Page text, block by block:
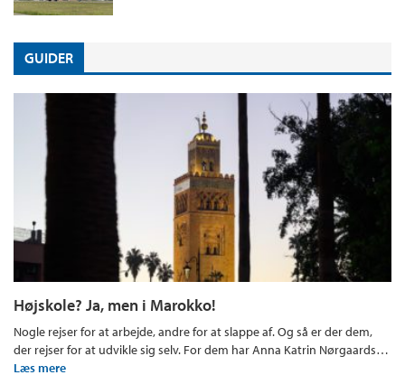
GUIDER
Højskole? Ja, men i Marokko!
Nogle rejser for at arbejde, andre for at slappe af. Og så er der dem,
der rejser for at udvikle sig selv. For dem har Anna Katrin Nørgaards…
Læs mere